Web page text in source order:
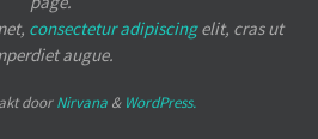
consectetur adipiscingelit, cras ut
augue.
doorNirvana & WordPress.